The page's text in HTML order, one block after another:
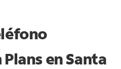
en Santa